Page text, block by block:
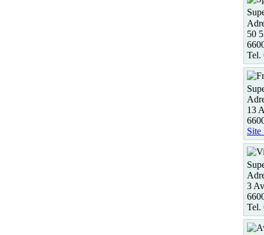
50
Tel.
13
Site
3
Tel.